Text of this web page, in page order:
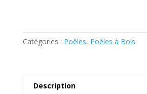
Palazzetti
(Fin
Catégories : Poêles, Poêles à Bois
Description